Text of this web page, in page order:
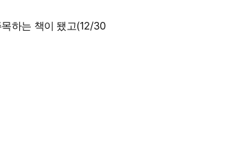
하는 책이 됐고(12/30